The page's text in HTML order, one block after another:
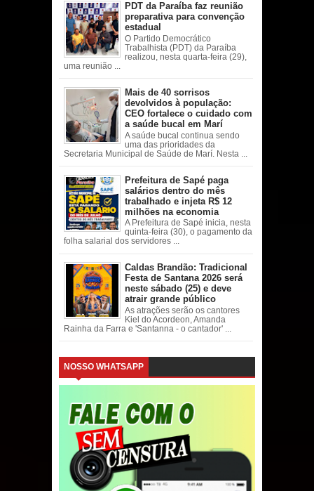
PDT da Paraíba faz reunião
preparativa para convenção
estadual
O Partido Democrático
Trabalhista (PDT) da Paraíba
realizou, nesta quarta-feira (29),
uma reunião ...
Mais de 40 sorrisos
devolvidos à população:
CEO fortalece o cuidado com
a saúde bucal em Marí
A saúde bucal continua sendo
uma das prioridades da
Secretaria Municipal de Saúde de Marí. Nesta ...
Prefeitura de Sapé paga
salários dentro do mês
trabalhado e injeta R$ 12
milhões na economia
A Prefeitura de Sapé inicia, nesta
quinta-feira (30), o pagamento da
folha salarial dos servidores ...
Caldas Brandão: Tradicional
Festa de Santana 2026 será
neste sábado (25) e deve
atrair grande público
As atrações serão os cantores
Kiel do Acordeon, Amanda
Rainha da Farra e 'Santanna - o cantador' ...
NOSSO WHATSAPP